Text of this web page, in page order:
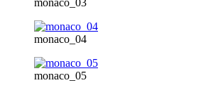
monaco_03
monaco_04
monaco_05